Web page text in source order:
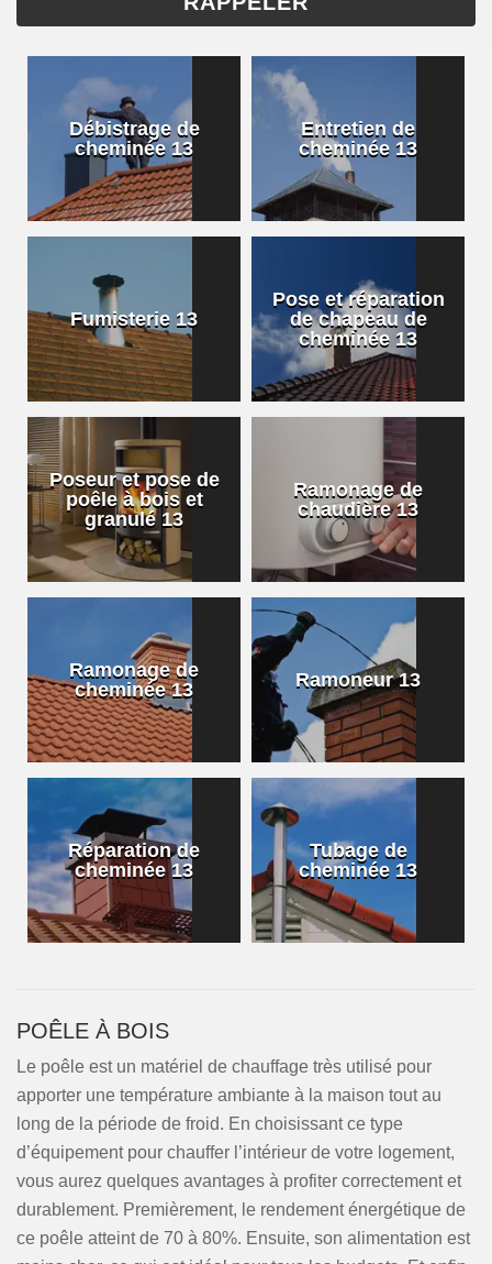
Débistrage de
cheminée 13
Entretien de
cheminée 13
Fumisterie 13
Pose et réparation
de chapeau de
cheminée 13
Poseur et pose de
poêle à bois et
granulé 13
Ramonage de
chaudière 13
Ramonage de
cheminée 13
Ramoneur 13
Réparation de
cheminée 13
Tubage de
cheminée 13
POÊLE À BOIS
Le poêle est un matériel de chauffage très utilisé pour
apporter une température ambiante à la maison tout au
long de la période de froid. En choisissant ce type
d’équipement pour chauffer l’intérieur de votre logement,
vous aurez quelques avantages à profiter correctement et
durablement. Premièrement, le rendement énergétique de
ce poêle atteint de 70 à 80%. Ensuite, son alimentation est